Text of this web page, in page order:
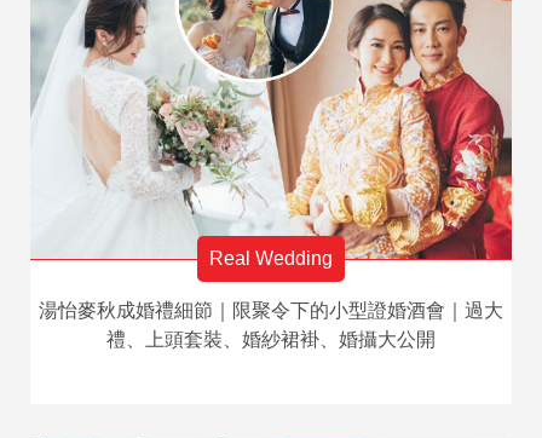
Real Wedding
湯怡麥秋成婚禮細節｜限聚令下的小型證婚酒會｜過大
禮、上頭套裝、婚紗裙褂、婚攝大公開